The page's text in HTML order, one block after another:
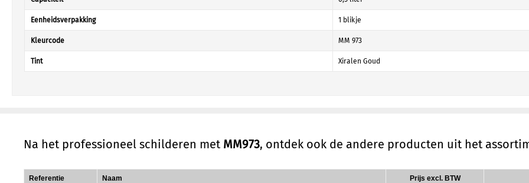
Eenheidsverpakking 1 blikje
Kleurcode MM 973
Tint Xiralen Goud
Na het professioneel schilderen met MM973, ontdek ook de andere producten uit het
Referentie Naam Prijs excl. BTW